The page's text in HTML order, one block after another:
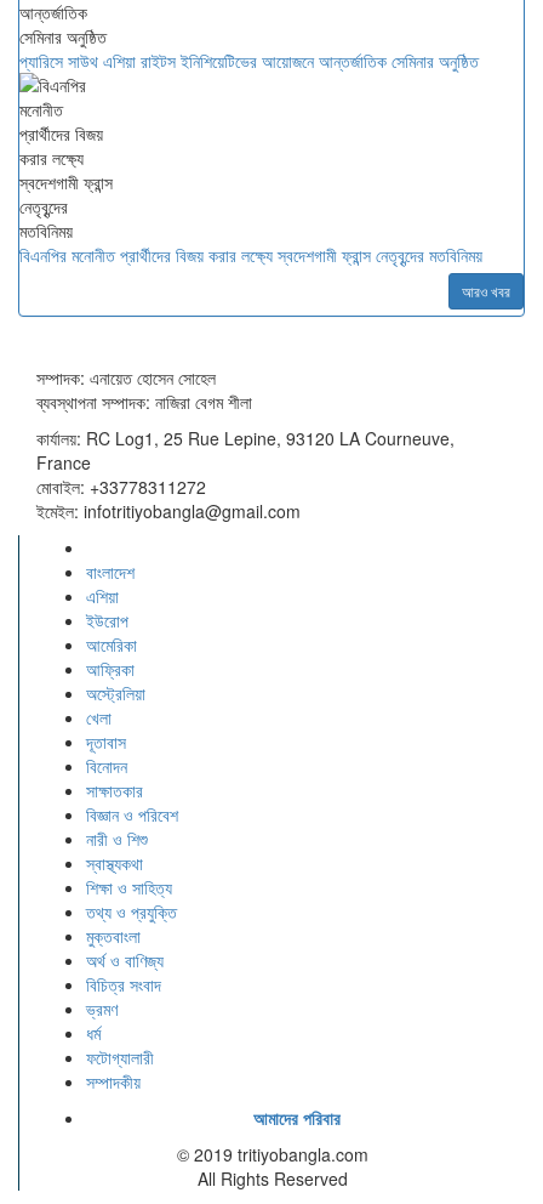
প্যারিসে সাউথ এশিয়া রাইটস ইনিশিয়েটিভের আয়োজনে আন্তর্জাতিক সেমিনার অনুষ্ঠিত
বিএনপির মনোনীত প্রার্থীদের বিজয় করার লক্ষ্যে স্বদেশগামী ফ্রান্স নেতৃবৃন্দের মতবিনিময়
আরও খবর
সম্পাদক: এনায়েত হোসেন সোহেল
ব্যবস্থাপনা সম্পাদক: নাজিরা বেগম শীলা
কার্যালয়: RC Log1, 25 Rue Lepine, 93120 LA Courneuve,
France
মোবাইল: +33778311272
ইমেইল: infotritiyobangla@gmail.com
বাংলাদেশ
এশিয়া
ইউরোপ
আমেরিকা
আফ্রিকা
অস্ট্রেলিয়া
খেলা
দূতাবাস
বিনোদন
সাক্ষাতকার
বিজ্ঞান ও পরিবেশ
নারী ও শিশু
স্বাস্থ্যকথা
শিক্ষা ও সাহিত্য
তথ্য ও প্রযুক্তি
মুক্তবাংলা
অর্থ ও বাণিজ্য
বিচিত্র সংবাদ
ভ্রমণ
ধর্ম
ফটোগ্যালারী
সম্পাদকীয়
আমাদের পরিবার
© 2019 tritiyobangla.com
All Rights Reserved